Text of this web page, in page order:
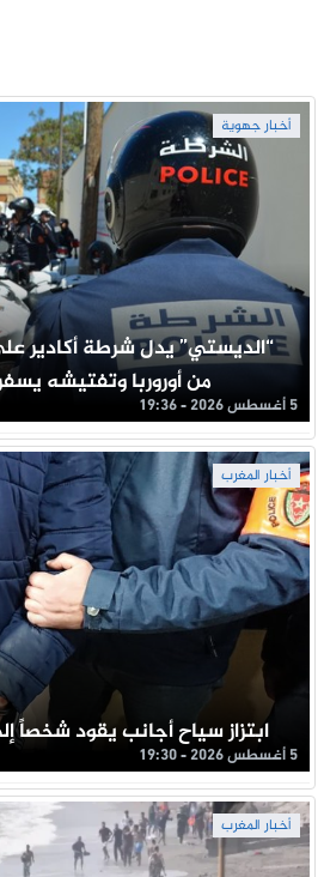
أخبار جهوية
“الديستي” يدل شرطة أكادير
من أوروربا وتفتيشه
5 أغسطس 2026 - 19:36
أخبار المغرب
ابتزاز سياح أجانب يقود شخصاً
5 أغسطس 2026 - 19:30
أخبار المغرب